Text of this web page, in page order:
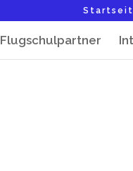
Flugschulpartner